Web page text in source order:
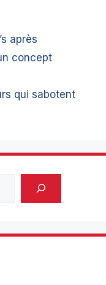
après
concept
qui sabotent